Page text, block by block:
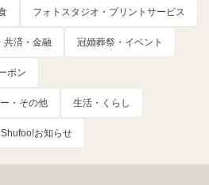
フォトスタジオ・プリントサービス
共済・金融 冠婚葬祭・イベント
ポン
・その他 生活・くらし
Shufoo!お知らせ